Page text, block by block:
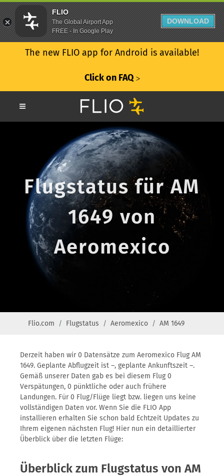
The new FLIO app for Android is available!
Click on FAQ ᐳ
Flugstatus für AM
1649 von
Aeromexico
Flio.com Flugstatus Aeromexico AM 1649
Derzeit haben wir 0 Datensätze zum Aeromexico Flug AM
1649. Geplante Abflugzeit ist –, geplante Ankunftszeit –.
Gemäß unserer Daten gab es bei diesem Flug 0
Verspätungen, 0 pünktliche oder auch frühere
Landungen. Für 0 Flug/Flüge liegt bzw. liegen uns keine
vollständigen Daten vor. Wenn Sie die FLIO App
installieren erhalten Sie schon bald Echtzeit Updates zu
Ihrem eigenen nächsten Flug! Hier nun ein detaillierter
Überblick über die letzten Flüge:
Überblick zum Flugstatus von AM
FLIO
The Global Airport App
FREE - In Google Play
DOWNLOAD